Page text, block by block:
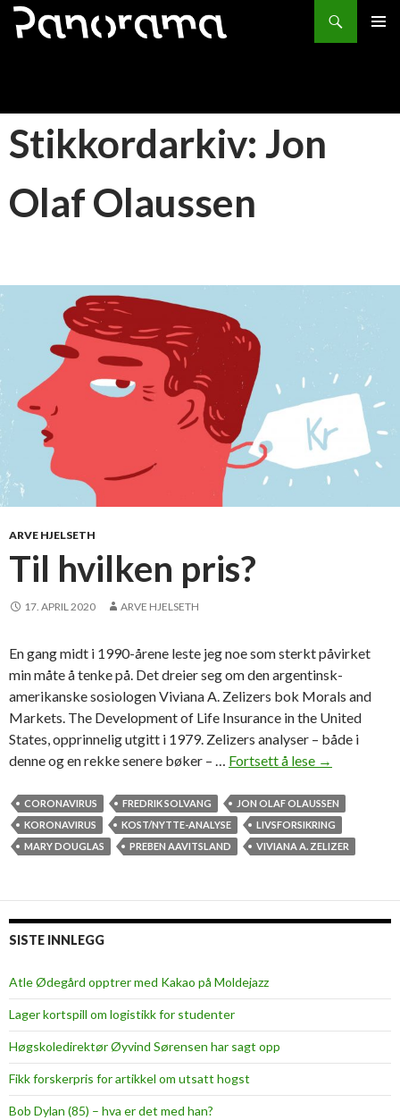
Søk
HOPP
Stikkordarkiv: Jon
Olaf Olaussen
ARVE HJELSETH
Til hvilken pris?
17. APRIL 2020 ARVE HJELSETH
En gang midt i 1990-årene leste jeg noe som sterkt påvirket
min måte å tenke på. Det dreier seg om den argentinsk-
amerikanske sosiologen Viviana A. Zelizers bok Morals and
Markets. The Development of Life Insurance in the United
States, opprinnelig utgitt i 1979. Zelizers analyser – både i
denne og en rekke senere bøker – … Fortsett å lese T
l
h
v
r
?
→
CORONAVIRUS FREDRIK SOLVANG
JON OLAF OLAUSSEN
KORONAVIRUS
KOST/NYTTE-ANALYSE
LIVSFORSIKRING
MARY DOUGLAS
PREBEN AAVITSLAND VIVIANA A. ZELIZER
SISTE INNLEGG
Atle Ødegård opptrer med Kakao på Moldejazz
Lager kortspill om logistikk for studenter
Høgskoledirektør Øyvind Sørensen har sagt opp
Fikk forskerpris for artikkel om utsatt hogst
Bob Dylan (85) – hva er det med han?